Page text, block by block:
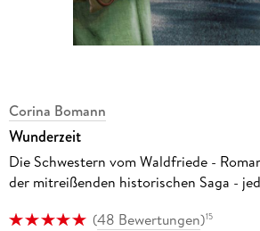
Corina Bomann
Wunderzeit
Die Schwestern vom Waldfriede -
der mitreißenden historischen Saga -
(48 Bewertungen)15